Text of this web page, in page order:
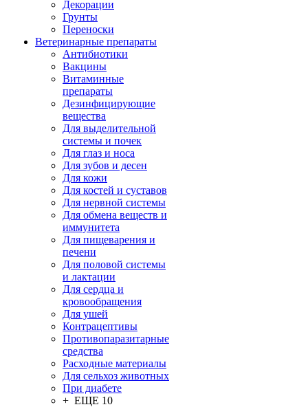
Декорации
Грунты
Переноски
Ветеринарные препараты
Антибиотики
Вакцины
Витаминные
препараты
Дезинфицирующие
вещества
Для выделительной
системы и почек
Для глаз и носа
Для зубов и десен
Для кожи
Для костей и суставов
Для нервной системы
Для обмена веществ и
иммунитета
Для пищеварения и
печени
Для половой системы
и лактации
Для сердца и
кровообращения
Для ушей
Контрацептивы
Противопаразитарные
средства
Расходные материалы
Для сельхоз животных
При диабете
+ ЕЩЕ 10